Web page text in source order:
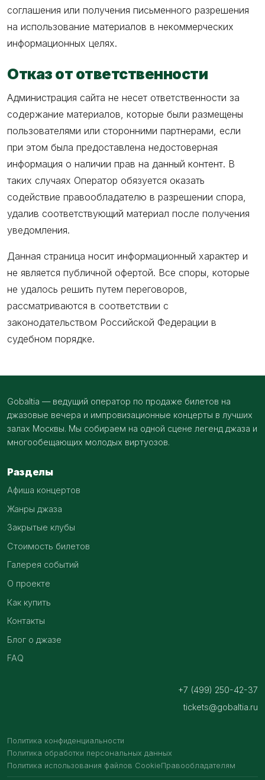
соглашения или получения письменного разрешения
на использование материалов в некоммерческих
информационных целях.
Отказ от ответственности
Администрация сайта не несет ответственности за
содержание материалов, которые были размещены
пользователями или сторонними партнерами, если
при этом была предоставлена недостоверная
информация о наличии прав на данный контент. В
таких случаях Оператор обязуется оказать
содействие правообладателю в разрешении спора,
удалив соответствующий материал после получения
уведомления.
Данная страница носит информационный характер и
не является публичной офертой. Все споры, которые
не удалось решить путем переговоров,
рассматриваются в соответствии с
законодательством Российской Федерации в
судебном порядке.
Gobaltia — ведущий оператор по продаже билетов на
джазовые вечера и импровизационные концерты в лучших
залах Москвы. Мы собираем на одной сцене легенд джаза и
многообещающих молодых виртуозов.
Разделы
Афиша концертов
Жанры джаза
Закрытые клубы
Стоимость билетов
Галерея событий
О проекте
Как купить
Контакты
Блог о джазе
FAQ
+7 (499) 250-42-37
tickets@gobaltia.ru
Политика конфиденциальности
Политика обработки персональных данных
Политика использования файлов CookieПравообладателям